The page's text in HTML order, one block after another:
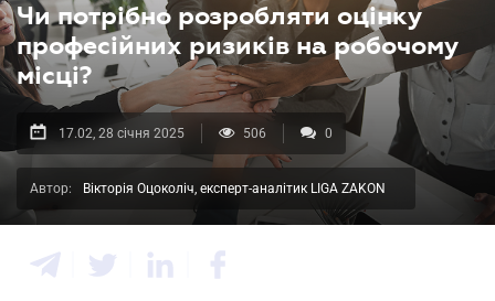
Чи потрібно розробляти оцінку
професійних ризиків на робочому
місці?
17.02, 28 січня 2025 506 0
Автор: Вікторія Оцоколіч, експерт-аналітик LIGA ZAKON